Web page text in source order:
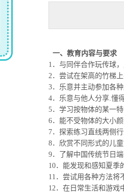
一、教育内容与要求
1．与同伴合作玩传球
2．尝试在架高的竹梯
3．乐意并主动参加各
4．乐意与他人分享.懂
5．学习按物体的某一
6．能不受物体的大小
7．探索练习直线两侧
8．欣赏不同形式的儿
9．了解中国传统节日
10．能发现和感知夏季
11．尝试用各种方法将
12．在日常生活和游戏